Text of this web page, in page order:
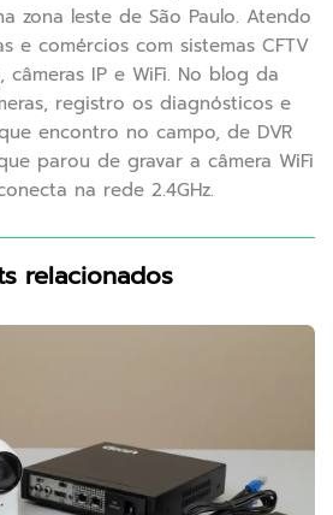
zona leste de São Paulo. Atendo
e comércios com sistemas CFTV
câmeras IP e WiFi. No blog da
registro os diagnósticos e
encontro no campo, de DVR
parou de gravar a câmera WiFi
na rede 2.4GHz.
relacionados